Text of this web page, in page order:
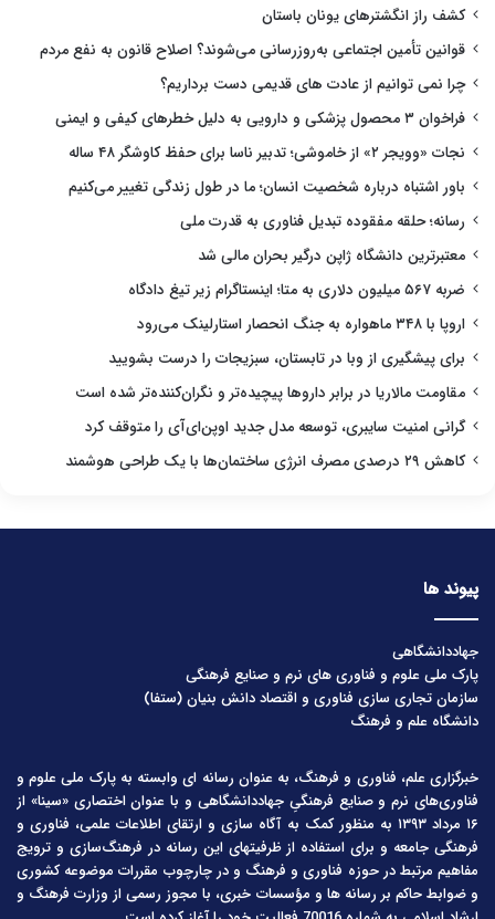
کشف راز انگشترهای یونان باستان
قوانین تأمین اجتماعی به‌روزرسانی می‌شوند؟ اصلاح قانون به نفع مردم
چرا نمی توانیم از عادت های قدیمی دست برداریم؟
فراخوان ۳ محصول پزشکی و دارویی به دلیل خطرهای کیفی و ایمنی
نجات «وویجر ۲» از خاموشی؛ تدبیر ناسا برای حفظ کاوشگر ۴۸ ساله
باور اشتباه درباره شخصیت انسان؛ ما در طول زندگی تغییر می‌کنیم
رسانه؛ حلقه مفقوده تبدیل فناوری به قدرت ملی
معتبرترین دانشگاه ژاپن درگیر بحران مالی شد
ضربه ۵۶۷ میلیون دلاری به متا؛ اینستاگرام زیر تیغ دادگاه
اروپا با ۳۴۸ ماهواره به جنگ انحصار استارلینک می‌رود
برای پیشگیری از وبا در تابستان، سبزیجات را درست بشویید
مقاومت مالاریا در برابر داروها پیچیده‌تر و نگران‌کننده‌تر شده است
گرانی امنیت سایبری، توسعه مدل جدید اوپن‌ای‌آی را متوقف کرد
کاهش ۲۹ درصدی مصرف انرژی ساختمان‌ها با یک طراحی هوشمند
پیوند ها
جهاددانشگاهی
پارک ملی علوم و فناوری های نرم و صنایع فرهنگی
سازمان تجاری سازی فناوری و اقتصاد دانش بنیان (ستفا)
دانشگاه علم و فرهنگ
خبرگزاری علم، فناوری و فرهنگ، به عنوان رسانه ای وابسته به پارک ملی علوم و
فناوری‌های نرم و صنایع فرهنگیِ جهاددانشگاهی و با عنوان اختصاری «سینا» از
۱۶ مرداد ۱۳۹۳ به منظور کمک به آگاه سازی و ارتقای اطلاعات علمی، فناوری و
فرهنگی جامعه و برای استفاده از ظرفیتهای این رسانه در فرهنگ‌سازی و ترویج
مفاهیم مرتبط در حوزه فناوری و فرهنگ و در چارچوب مقررات موضوعه کشوری
و ضوابط حاکم بر رسانه ها و مؤسسات خبری، با مجوز رسمی از وزارت فرهنگ و